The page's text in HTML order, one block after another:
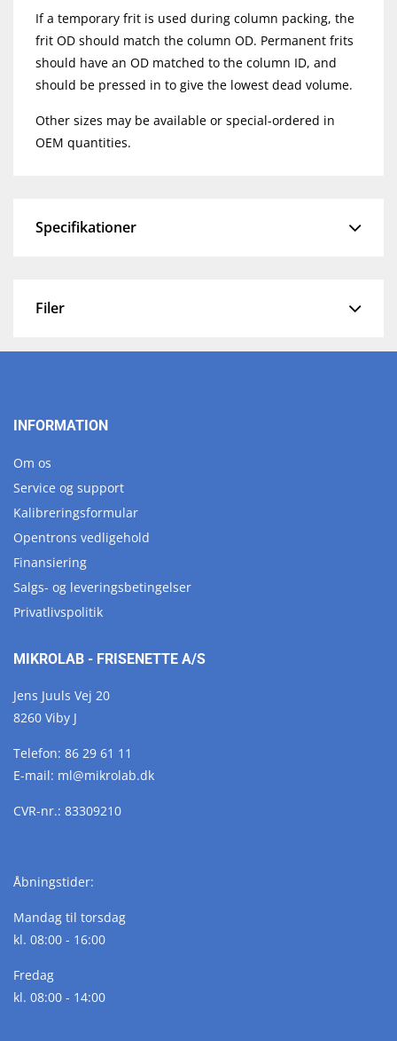
If a temporary frit is used during column packing, the
frit OD should match the column OD. Permanent frits
should have an OD matched to the column ID, and
should be pressed in to give the lowest dead volume.
Other sizes may be available or special-ordered in
OEM quantities.
Specifikationer
Filer
INFORMATION
Om os
Service og support
Kalibreringsformular
Opentrons vedligehold
Finansiering
Salgs- og leveringsbetingelser
Privatlivspolitik
MIKROLAB - FRISENETTE A/S
Jens Juuls Vej 20
8260 Viby J
Telefon: 86 29 61 11
E-mail: ml@mikrolab.dk
CVR-nr.: 83309210
Åbningstider:
Mandag til torsdag
kl. 08:00 - 16:00
Fredag
kl. 08:00 - 14:00